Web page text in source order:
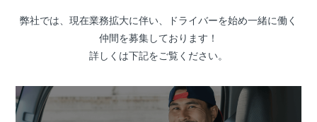
弊社では、現在業務拡大に伴い、ドライバーを始め一緒に働く
仲間を募集しております！
詳しくは下記をご覧ください。